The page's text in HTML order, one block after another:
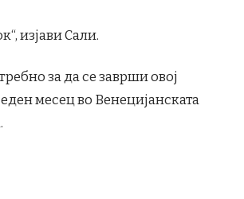
изјави Сали.
за да се заврши овој
месец во Венецијанската